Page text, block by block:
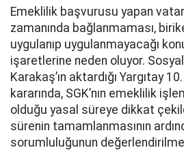
Emeklilik başvurusu yapan
zamanında bağlanmaması,
uygulanıp uygulanmayacağı
işaretlerine neden oluyor.
Karakaş’ın aktardığı Yargıtay
kararında, SGK’nın emeklilik
olduğu yasal süreye dikkat
sürenin tamamlanmasının
sorumluluğunun